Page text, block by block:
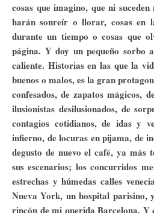
cosas que imagino, que ni
harán sonreír o llorar, cosas en
durante un tiempo o cosas que
página. Y doy un pequeño sorbo
caliente. Historias en las que la
buenos o malos, es la gran
confesados, de zapatos mágicos,
ilusionistas desilusionados, de
contagios cotidianos, de idas y
infierno, de locuras en pijama, de
degusto de nuevo el café, ya más
sus escenarios; los concurridos
estrechas y húmedas calles
Nueva York, un hospital parisino,
rincón de mi querida Barcelona. Y